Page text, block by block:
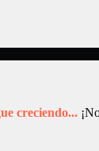
creciendo...